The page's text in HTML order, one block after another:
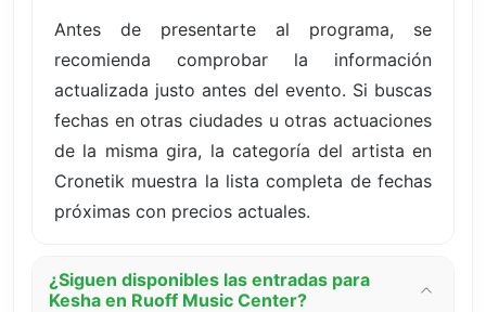
Antes de presentarte al programa, se
recomienda comprobar la información
actualizada justo antes del evento. Si buscas
fechas en otras ciudades u otras actuaciones
de la misma gira, la categoría del artista en
Cronetik muestra la lista completa de fechas
próximas con precios actuales.
¿Siguen disponibles las entradas para
Kesha en Ruoff Music Center?